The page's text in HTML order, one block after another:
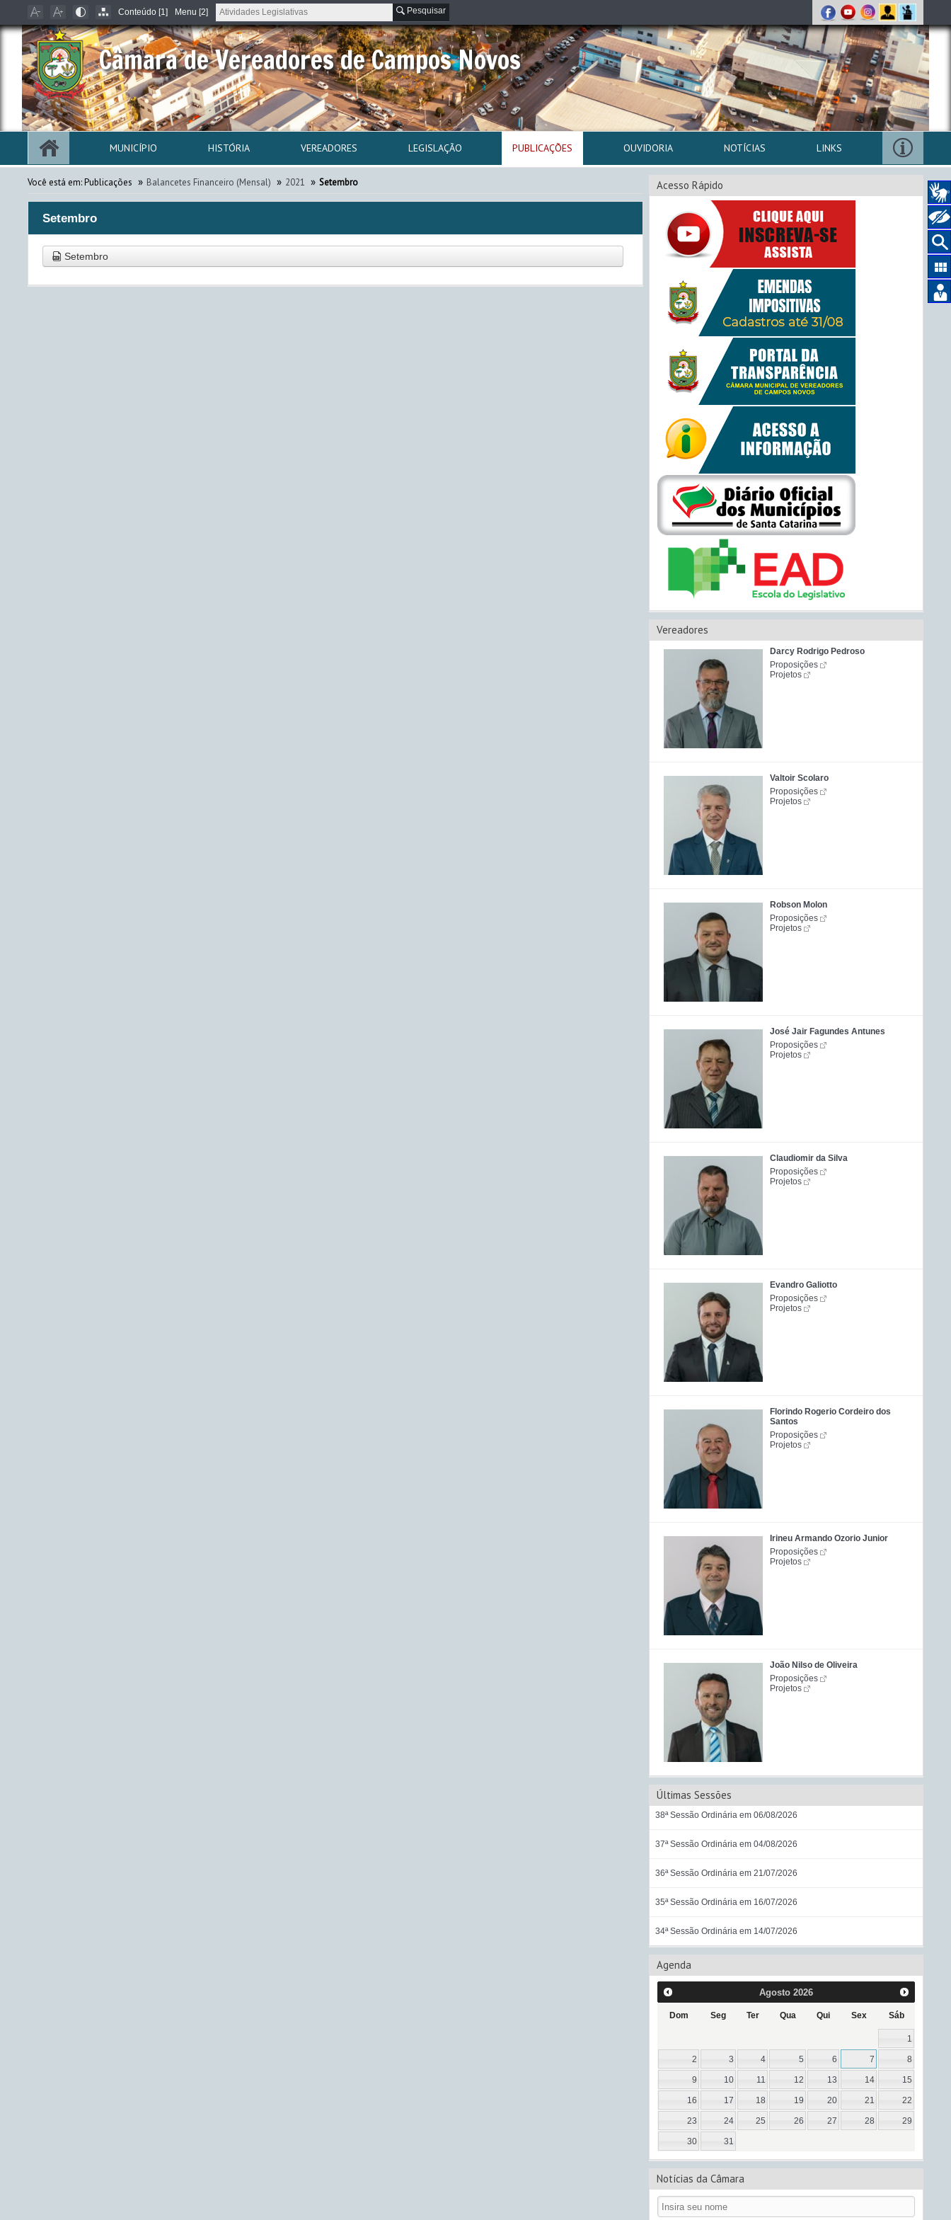
Conteúdo [1] Menu [2] Pesquisar
Câmara de Vereadores de Campos Novos
MUNICÍPIO HISTÓRIA VEREADORES LEGISLAÇÃO PUBLICAÇÕES OUVIDORIA NOTÍCIAS LINKS
Você está em:Publicações » Balancetes Financeiro (Mensal) » 2021 » Setembro
Setembro
Setembro
Acesso Rápido
Últimas Sessões
38ª Sessão Ordinária em 06/08/2026
37ª Sessão Ordinária em 04/08/2026
36ª Sessão Ordinária em 21/07/2026
35ª Sessão Ordinária em 16/07/2026
34ª Sessão Ordinária em 14/07/2026
Agenda
Agosto 2026
Dom Seg Ter Qua Qui Sex Sáb
1
2 3 4 5 6 7 8
9 10 11 12 13 14 15
16 17 18 19 20 21 22
23 24 25 26 27 28 29
30 31
Vereadores
Darcy Rodrigo Pedroso
Proposições
Projetos
Valtoir Scolaro
Proposições
Projetos
Robson Molon
Proposições
Projetos
José Jair Fagundes Antunes
Proposições
Projetos
Claudiomir da Silva
Proposições
Projetos
Evandro Galiotto
Proposições
Projetos
Florindo Rogerio Cordeiro dos
Santos
Proposições
Projetos
Irineu Armando Ozorio Junior
Proposições
Projetos
João Nilso de Oliveira
Proposições
Projetos
Notícias da Câmara